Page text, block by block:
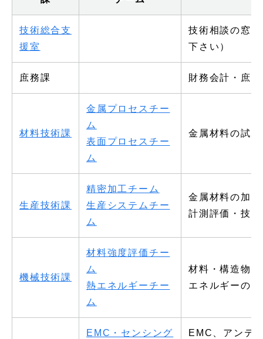
技術総合支
援室
技術相談の窓
下さい）
庶務課 財務会計・庶務
材料技術課
金属プロセスチー
ム
表面プロセスチー
ム
金属材料の試
生産技術課
精密加工チーム
生産システムチー
ム
金属材料の加
計測評価・技
機械技術課
材料強度評価チー
ム
熱エネルギーチー
ム
材料・構造物
エネルギーの
EMC・センシング
EMC、アンテ